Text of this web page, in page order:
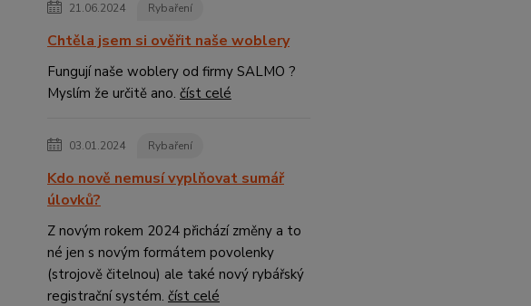
21.06.2024 Rybaření
Chtěla jsem si ověřit naše woblery
Fungují naše woblery od firmy SALMO ?
Myslím že určitě ano. číst celé
03.01.2024 Rybaření
Kdo nově nemusí vyplňovat sumář
úlovků?
Z novým rokem 2024 přichází změny a to
né jen s novým formátem povolenky
(strojově čitelnou) ale také nový rybářský
registrační systém. číst celé